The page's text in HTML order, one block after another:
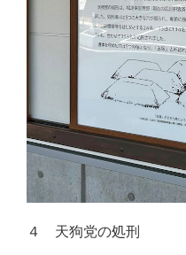
４ 天狗党の処刑